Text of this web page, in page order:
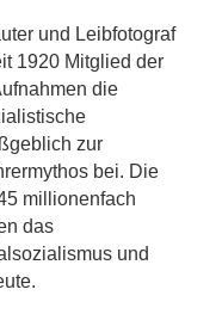
und Leibfotograf
1920 Mitglied der
die
zur
bei. Die
millionenfach
das
und